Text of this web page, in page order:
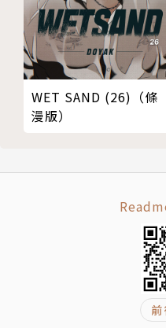
WET SAND (26)（條
漫版）